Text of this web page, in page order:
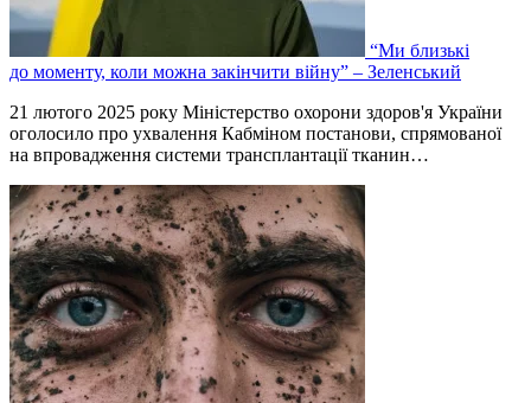
“Ми близькі
до моменту, коли можна закінчити війну” – Зеленський
21 лютого 2025 року Міністерство охорони здоров'я України
оголосило про ухвалення Кабміном постанови, спрямованої
на впровадження системи трансплантації тканин…